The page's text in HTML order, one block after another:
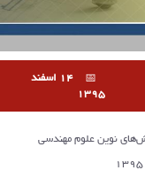
14 اسفند
1395
نوین علوم مهندسی